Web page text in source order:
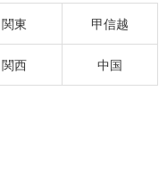
関東 甲信越
関西 中国